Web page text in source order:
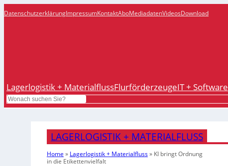
DatenschutzerklärungImpressumKontaktAboMediadatenVideosDownload
Lagerlogistik + MaterialflussFlurförderzeugeIT + Software
Search
LAGERLOGISTIK + MATERIALFLUSS
Home » Lagerlogistik + Materialfluss» KI bringt Ordnung
in die Etikettenvielfalt